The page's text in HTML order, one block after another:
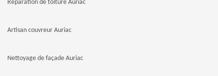
Réparation de toiture Auriac
Artisan couvreur Auriac
Nettoyage de façade Auriac